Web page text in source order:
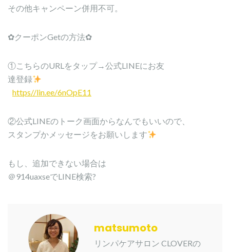
その他キャンペーン併用不可。
✿クーポンGetの方法✿
①こちらのURLをタップ→公式LINEにお友
達登録
https//lin.ee/6nOpE11
②公式LINEのトーク画面からなんでもいいので、
スタンプかメッセージをお願いします
もし、追加できない場合は
＠914uaxseでLINE検索?
matsumoto
リンパケアサロン CLOVERの